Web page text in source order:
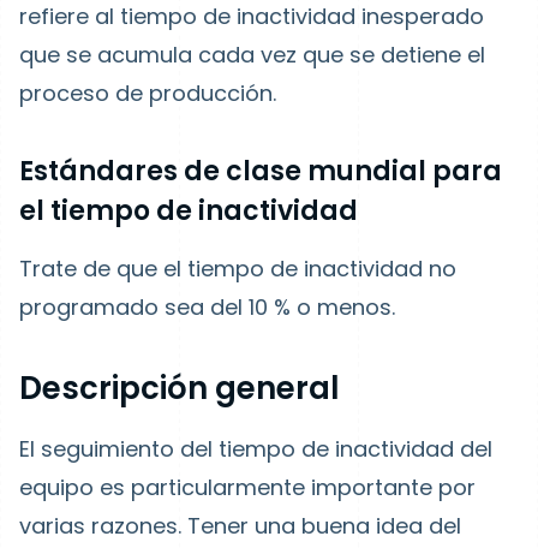
refiere al tiempo de inactividad inesperado
que se acumula cada vez que se detiene el
proceso de producción.
Estándares de clase mundial para
el tiempo de inactividad
Trate de que el tiempo de inactividad no
programado sea del 10 % o menos.
Descripción general
El seguimiento del tiempo de inactividad del
equipo es particularmente importante por
varias razones. Tener una buena idea del